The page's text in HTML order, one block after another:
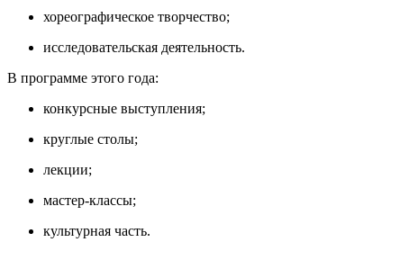
хореографическое творчество;
исследовательская деятельность.
В программе этого года:
конкурсные выступления;
круглые столы;
лекции;
мастер-классы;
культурная часть.